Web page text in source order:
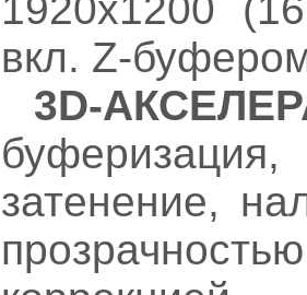
вкл. Z-
3D-
затенение,